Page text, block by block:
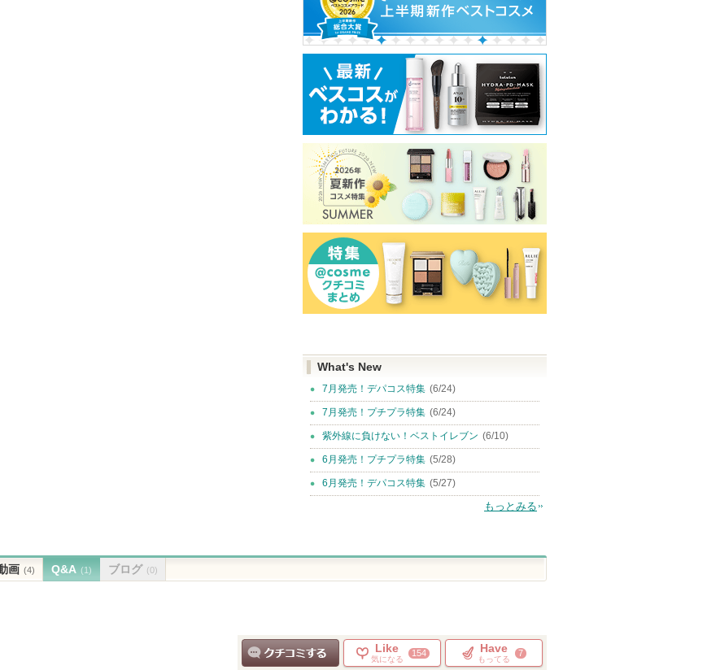
What's New
7月発売！デパコス特集 (6/24)
7月発売！プチプラ特集 (6/24)
紫外線に負けない！ベストイレブン (6/10)
6月発売！プチプラ特集 (5/28)
6月発売！デパコス特集 (5/27)
もっとみる
画 (4) Q&A (1) ブログ (0)
Like
気になる
154 Have
もってる
7